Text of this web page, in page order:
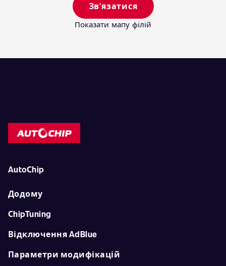
Зв'язатися
Показати мапу філій
AutoChip
Додому
ChipTuning
Відключення AdBlue
Параметри модифікацій